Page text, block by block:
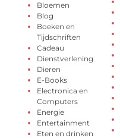
Bloemen
Blog
Boeken en
Tijdschriften
Cadeau
Dienstverlening
Dieren
E-Books
Electronica en
Computers
Energie
Entertainment
Eten en drinken